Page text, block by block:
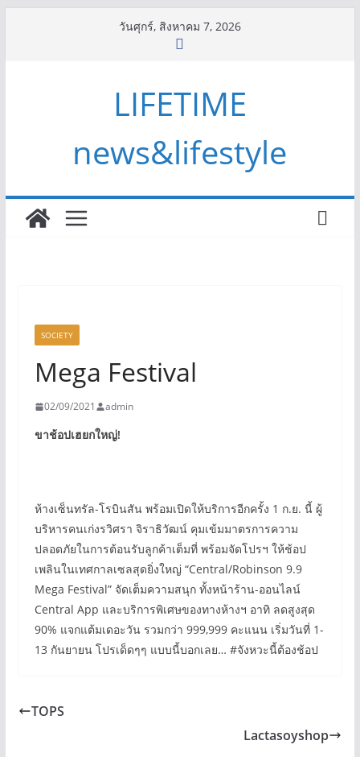
วันศุกร์, สิงหาคม 7, 2026
LIFETIME
news&lifestyle
SOCIETY
Mega Festival
02/09/2021 admin
ขาช้อปเฮยกใหญ่!
ห้างเซ็นทรัล-โรบินสัน พร้อมเปิดให้บริการอีกครั้ง 1 ก.ย. นี้ ผู้
บริหารคนเก่งรวิศรา จิราธิวัฒน์ คุมเข้มมาตรการความ
ปลอดภัยในการต้อนรับลูกค้าเต็มที่ พร้อมจัดโปรฯ ให้ช้อป
เพลินในเทศกาลเซลสุดยิ่งใหญ่ “Central/Robinson 9.9
Mega Festival” จัดเต็มความสนุก ทั้งหน้าร้าน-ออนไลน์
Central App และบริการพิเศษของทางห้างฯ อาทิ ลดสูงสุด
90% แจกแต้มเดอะวัน รวมกว่า 999,999 คะแนน เริ่มวันที่ 1-
13 กันยายน โปรเด็ดๆๆ แบบนี้บอกเลย… #จังหวะนี้ต้องช้อป
TOPS
Lactasoyshop